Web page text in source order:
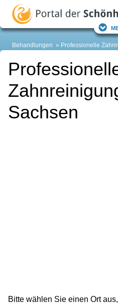
Behandlungen Professionelle
Sachsen
Bitte wählen Sie einen Ort